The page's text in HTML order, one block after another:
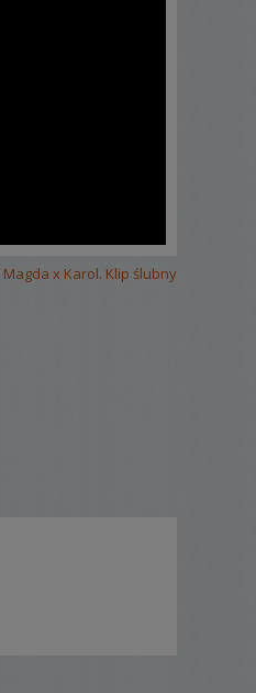
Magda x Karol. Klip ślubny